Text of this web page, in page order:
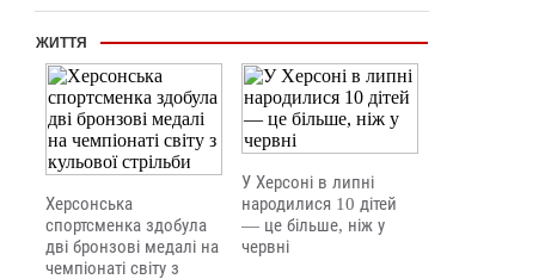
ЖИТТЯ
Херсонська
спортсменка здобула
дві бронзові медалі на
чемпіонаті світу з
У Херсоні в липні
народилися 10 дітей
— це більше, ніж у
червні